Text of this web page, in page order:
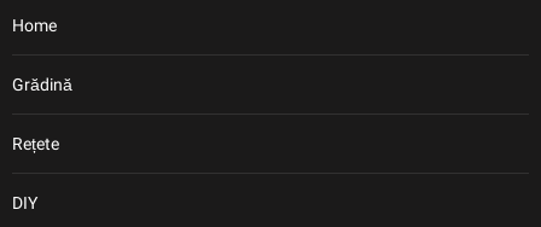
Home
Grădină
Rețete
DIY